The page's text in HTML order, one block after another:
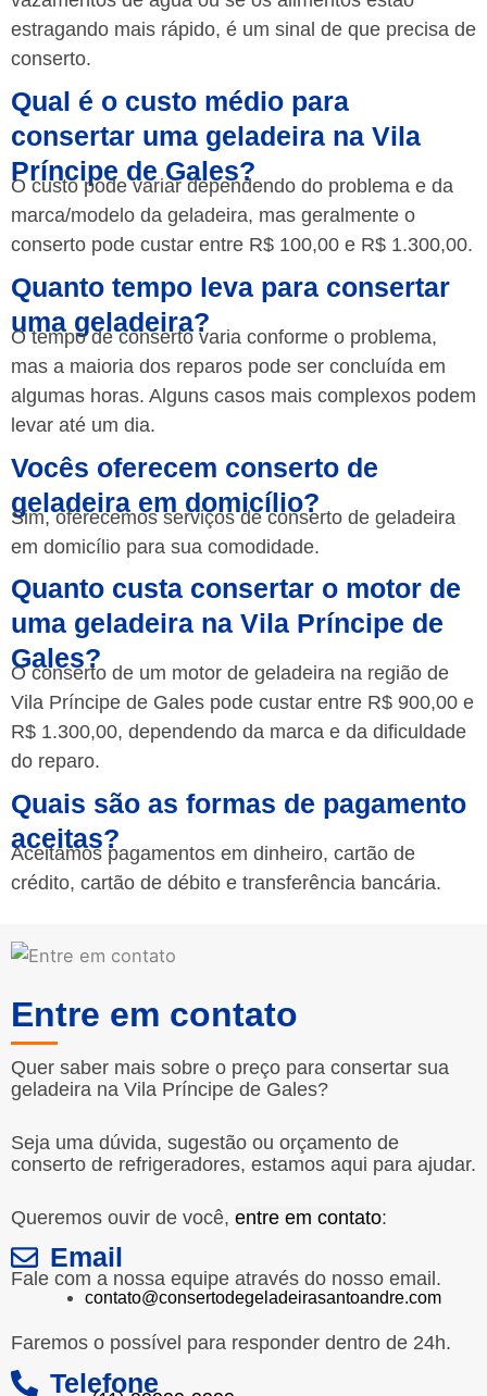
estragando mais rápido, é um sinal de que precisa de
conserto.
Qual é o custo médio para
consertar uma geladeira na Vila
Príncipe de Gales?
O custo pode variar dependendo do problema e da
marca/modelo da geladeira, mas geralmente o
conserto pode custar entre R$ 100,00 e R$ 1.300,00.
Quanto tempo leva para consertar
uma geladeira?
O tempo de conserto varia conforme o problema,
mas a maioria dos reparos pode ser concluída em
algumas horas. Alguns casos mais complexos podem
levar até um dia.
Vocês oferecem conserto de
geladeira em domicílio?
Sim, oferecemos serviços de conserto de geladeira
em domicílio para sua comodidade.
Quanto custa consertar o motor de
uma geladeira na Vila Príncipe de
Gales?
O conserto de um motor de geladeira na região de
Vila Príncipe de Gales pode custar entre R$ 900,00 e
R$ 1.300,00, dependendo da marca e da dificuldade
do reparo.
Quais são as formas de pagamento
aceitas?
Aceitamos pagamentos em dinheiro, cartão de
crédito, cartão de débito e transferência bancária.
Entre em contato
Quer saber mais sobre o preço para consertar sua
geladeira na Vila Príncipe de Gales?
Seja uma dúvida, sugestão ou orçamento de
conserto de refrigeradores, estamos aqui para ajudar.
Queremos ouvir de você, entre em contato:
Email
Fale com a nossa equipe através do nosso email.
contato@consertodegeladeirasantoandre.com
Faremos o possível para responder dentro de 24h.
Telefone